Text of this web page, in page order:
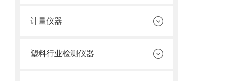
计量仪器
塑料行业检测仪器